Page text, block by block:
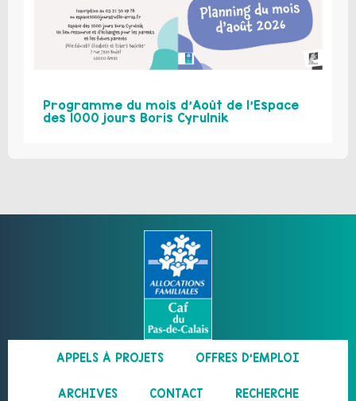
Programme du mois d’Août de l’Espace
des 1000 jours Boris Cyrulnik
APPELS À PROJETS OFFRES D’EMPLOI
ARCHIVES CONTACT RECHERCHE